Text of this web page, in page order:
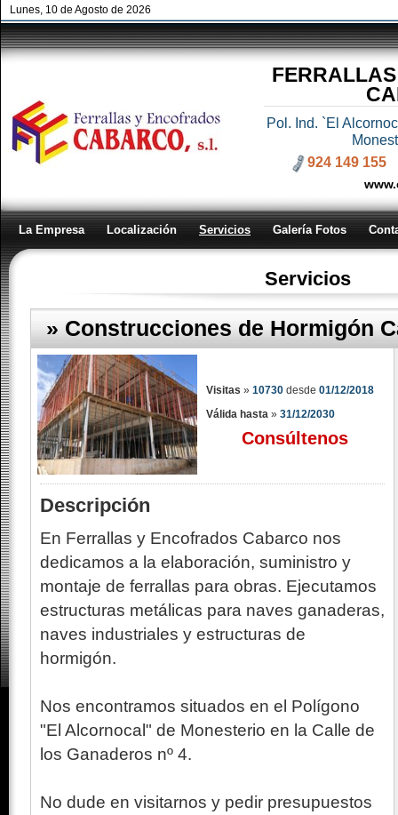
Lunes, 10 de Agosto de 2026
Pol. Ind. `El
924 149 155
La Empresa Localización Servicios Galería Fotos
Servicios
» Construcciones de Hormigón
Visitas » 10730 desde 01/12/2018
Válida hasta » 31/12/2030
Consúltenos
Descripción
En Ferrallas y Encofrados Cabarco nos
dedicamos a la elaboración, suministro y
montaje de ferrallas para obras. Ejecutamos
estructuras metálicas para naves ganaderas,
naves industriales y estructuras de
hormigón.
Nos encontramos situados en el Polígono
"El Alcornocal" de Monesterio en la Calle de
los Ganaderos nº 4.
No dude en visitarnos y pedir presupuestos